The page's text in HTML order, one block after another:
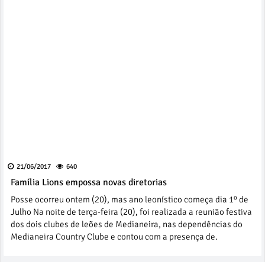
21/06/2017 640
Família Lions empossa novas diretorias
Posse ocorreu ontem (20), mas ano leonístico começa dia 1º de
Julho Na noite de terça-feira (20), foi realizada a reunião festiva
dos dois clubes de leões de Medianeira, nas dependências do
Medianeira Country Clube e contou com a presença de.